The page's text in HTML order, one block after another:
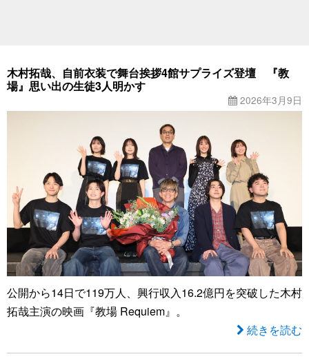
木村拓哉、自前衣装で舞台挨拶4館サプライズ登壇 『教
場』思い出の生徒3人明かす
2026年3月9日
公開から14日で119万人、興行収入16.2億円を突破した木村
拓哉主演の映画『教場 Requiem』。
続きを読む